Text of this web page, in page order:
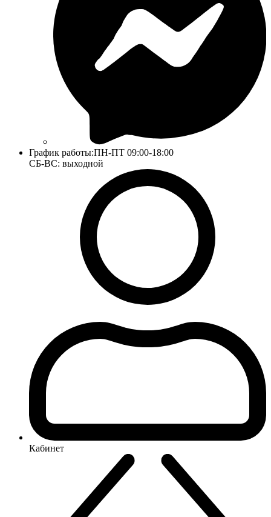
График работы:ПН-ПТ 09:00-18:00
СБ-ВС: выходной
Кабинет